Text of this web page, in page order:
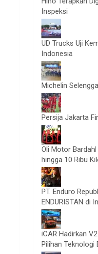
Inspeksi
UD Trucks Uji
Indonesia
Michelin
Persija Jakarta
Oli Motor
hingga 10 Ribu
PT. Enduro
ENDURISTAN di
iCAR Hadirkan
Pilihan Teknologi